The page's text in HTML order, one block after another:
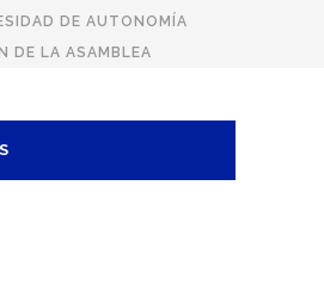
DE AUTONOMÍA
DE LA ASAMBLEA